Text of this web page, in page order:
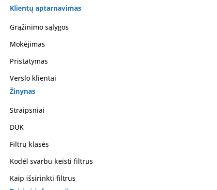
Klientų aptarnavimas
Grąžinimo sąlygos
Mokėjimas
Pristatymas
Verslo klientai
Žinynas
Straipsniai
DUK
Filtrų klasės
Kodėl svarbu keisti filtrus
Kaip išsirinkti filtrus